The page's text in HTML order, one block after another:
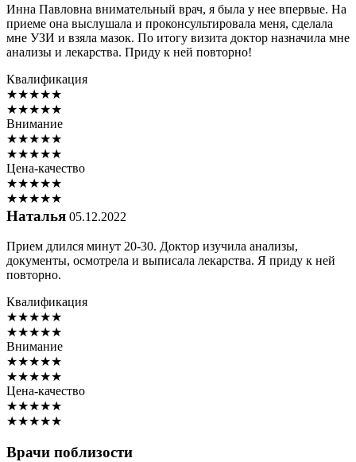
Инна Павловна внимательный врач, я была у нее впервые. На
приеме она выслушала и проконсультировала меня, сделала
мне УЗИ и взяла мазок. По итогу визита доктор назначила мне
анализы и лекарства. Приду к ней повторно!
Квалификация
★★★★★
★★★★★
Внимание
★★★★★
★★★★★
Цена-качество
★★★★★
★★★★★
Наталья 05.12.2022
Прием длился минут 20-30. Доктор изучила анализы,
документы, осмотрела и выписала лекарства. Я приду к ней
повторно.
Квалификация
★★★★★
★★★★★
Внимание
★★★★★
★★★★★
Цена-качество
★★★★★
★★★★★
Врачи поблизости